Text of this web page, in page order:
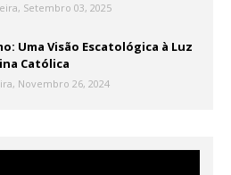
Setembro 03, 2025
Uma Visão Escatológica à Luz
Católica
Novembro 26, 2024